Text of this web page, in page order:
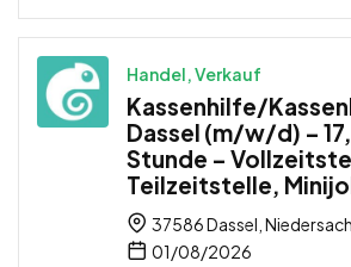
Handel, Verkauf
Kassenhilfe/
Dassel (m/w/d) –
Stunde –
Teilzeitstelle,
37586 Dassel,
01/08/2026